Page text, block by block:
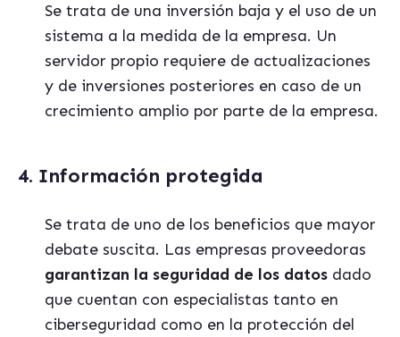
Se trata de una inversión baja y el uso de un
sistema a la medida de la empresa. Un
servidor propio requiere de actualizaciones
y de inversiones posteriores en caso de un
crecimiento amplio por parte de la empresa.
4. Información protegida
Se trata de uno de los beneficios que mayor
debate suscita. Las empresas proveedoras
garantizan la seguridad de los datos dado
que cuentan con especialistas tanto en
ciberseguridad como en la protección del